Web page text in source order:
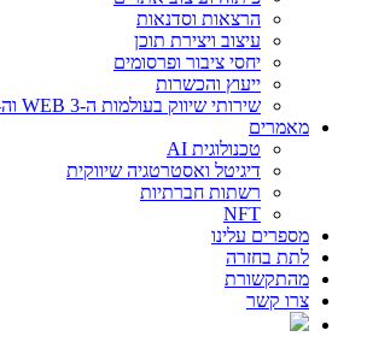
הרצאות וסדנאות
עיצוב ויצירת תוכן
יחסי ציבור ופרסומים
ייעוץ והכשרות
שירותי שיווק בעולמות ה-WEB 3 וה-NFT
מאמרים
טכנולוגית AI
דיגיטל ואסטרטגיה שיווקית
רשתות חברתיות
NFT
מספרים עלינו
לתת בחזרה
מהתקשורת
צרו קשר